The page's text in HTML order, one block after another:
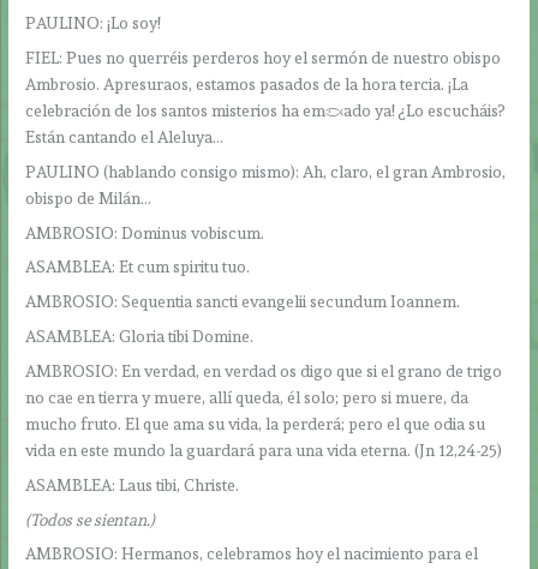
PAULINO: ¡Lo soy!
FIEL: Pues no querréis perderos hoy el sermón de nuestro obispo
Ambrosio. Apresuraos, estamos pasados de la hora tercia. ¡La
celebración de los santos misterios ha empezado ya! ¿Lo escucháis?
Están cantando el Aleluya…
PAULINO (hablando consigo mismo): Ah, claro, el gran Ambrosio,
obispo de Milán…
AMBROSIO: Dominus vobiscum.
ASAMBLEA: Et cum spiritu tuo.
AMBROSIO: Sequentia sancti evangelii secundum Ioannem.
ASAMBLEA: Gloria tibi Domine.
AMBROSIO: En verdad, en verdad os digo que si el grano de trigo
no cae en tierra y muere, allí queda, él solo; pero si muere, da
mucho fruto. El que ama su vida, la perderá; pero el que odia su
vida en este mundo la guardará para una vida eterna. (Jn 12,24-25)
ASAMBLEA: Laus tibi, Christe.
(Todos se sientan.)
AMBROSIO: Hermanos, celebramos hoy el nacimiento para el